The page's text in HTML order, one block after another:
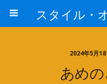
2024年5月18
あめ